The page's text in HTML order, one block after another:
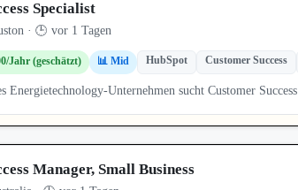
Specialist
· 🕒 vor 1 Tagen
Jahr (geschätzt) 📊 Mid HubSpot Customer Success
Energietechnology-Unternehmen sucht Customer
Manager, Small Business